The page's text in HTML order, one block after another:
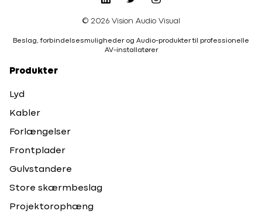
© 2026 Vision Audio Visual
Beslag, forbindelsesmuligheder og Audio-produkter til professionelle
AV-installatører
Produkter
Lyd
Kabler
Forlængelser
Frontplader
Gulvstandere
Store skærmbeslag
Projektorophæng